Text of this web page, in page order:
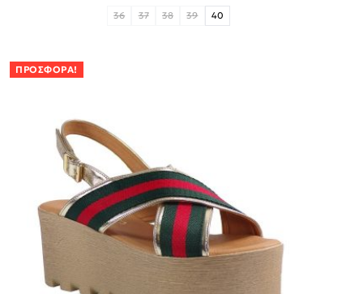
36 37 38 39 40
ΠΡΟΣΦΟΡΆ!